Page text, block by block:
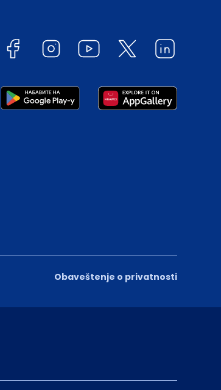
Obaveštenje o privatnosti